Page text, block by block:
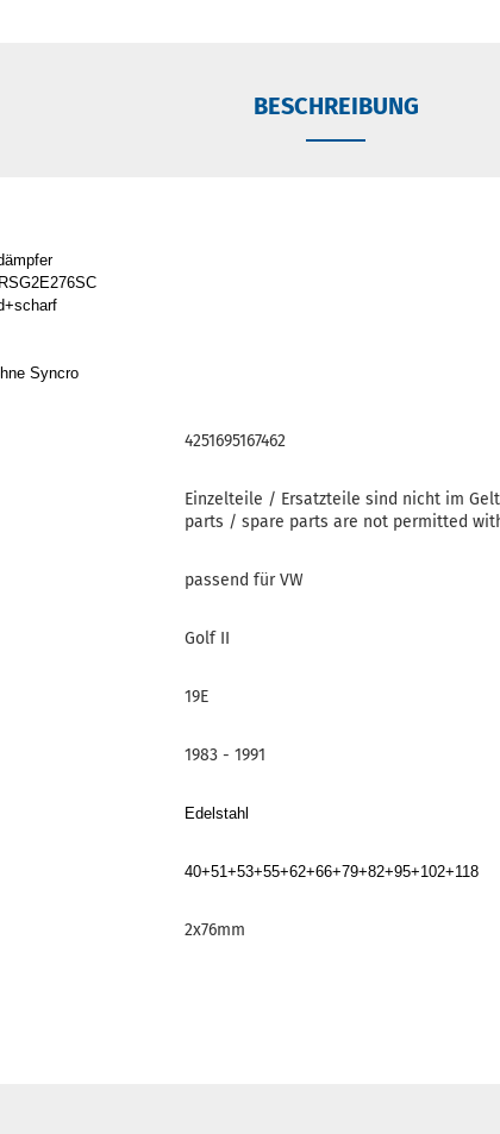
BESCHREIBUNG
Syncro
4251695167462
Einzelteile / Ersatzteile sind nicht im
parts / spare parts are not permitted
passend für VW
Golf II
19E
1983 - 1991
Edelstahl
40+51+53+55+62+66+79+82+95+102+118
2x76mm